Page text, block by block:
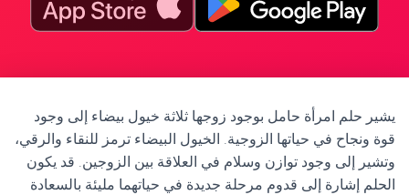
يشير حلم امرأة حامل بوجود زوجها ثلاثة خيول بيضاء إلى وجود
قوة ونجاح في حياتها الزوجية. الخيول البيضاء ترمز للنقاء والرقي،
وتشير إلى وجود توازن وسلام في العلاقة بين الزوجين. قد يكون
الحلم إشارة إلى قدوم مرحلة جديدة في حياتهما مليئة بالسعادة